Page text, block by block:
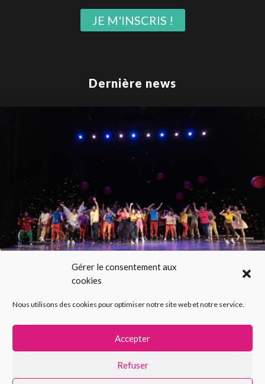
Gérer le consentement aux
cookies
Nous utilisons des cookies pour optimiser notre site web et notre service.
Accepter
Refuser
JE M'INSCRIS !
Dernière news